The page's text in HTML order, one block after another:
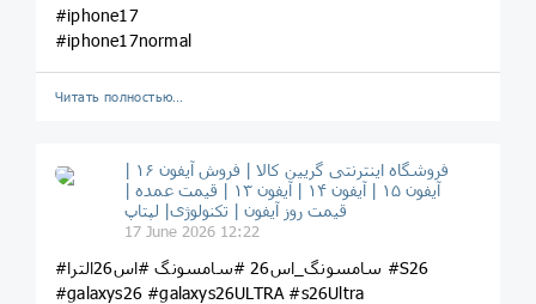
#iphone17
#iphone17normal
Читать полностью…
فروشگاه اینترنتی گریین کالا | فروش آیفون ۱۶ |
آیفون ۱۵ | آیفون ۱۴ | آیفون ۱۳ | قیمت عمده |
قیمت روز آیفون | تکنولوژی| لپتاپ
17 June 2026 12:22
#سامسونگ_اس26 #سامسونگ #اس26الترا #S26
#galaxys26 #galaxys26ULTRA #s26Ultra